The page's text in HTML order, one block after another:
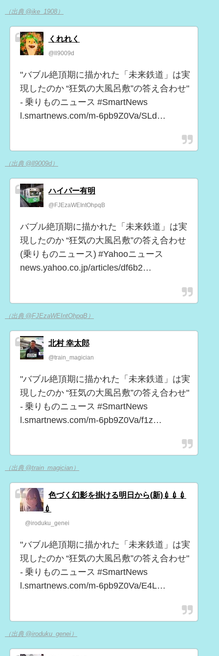
（出典 @ike_1908）
くれれく
@ll9009d
"バブル絶頂期に描かれた「未来鉄道」は実
現したのか “狂気の大風呂敷”の答え合わせ"
- 乗りものニュース #SmartNews
l.smartnews.com/m-6pb9Z0Va/SLd…
（出典 @ll9009d）
ハイパー有明
@FJEzaWEIntOhpqB
バブル絶頂期に描かれた「未来鉄道」は実
現したのか “狂気の大風呂敷”の答え合わせ
(乗りものニュース) #Yahooニュース
news.yahoo.co.jp/articles/df6b2…
（出典 @FJEzaWEIntOhpqB）
北村 幸太郎
@train_magician
"バブル絶頂期に描かれた「未来鉄道」は実
現したのか “狂気の大風呂敷”の答え合わせ"
- 乗りものニュース #SmartNews
l.smartnews.com/m-6pb9Z0Va/f1z…
（出典 @train_magician）
色づく幻影を掛ける明日から(新)💉💉💉
💉
@iroduku_genei
"バブル絶頂期に描かれた「未来鉄道」は実
現したのか “狂気の大風呂敷”の答え合わせ"
- 乗りものニュース #SmartNews
l.smartnews.com/m-6pb9Z0Va/E4L…
（出典 @iroduku_genei）